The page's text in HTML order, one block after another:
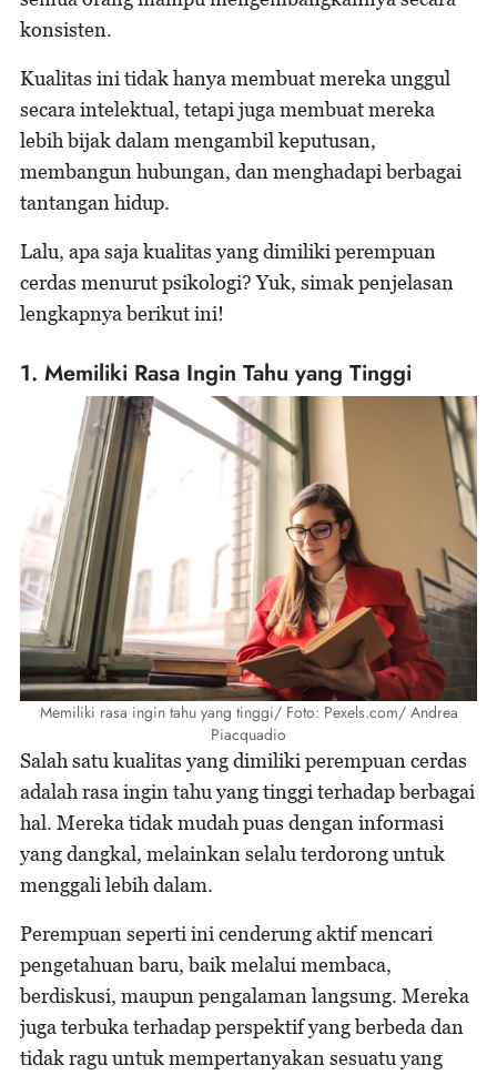
konsisten.
Kualitas ini tidak hanya membuat mereka unggul
secara intelektual, tetapi juga membuat mereka
lebih bijak dalam mengambil keputusan,
membangun hubungan, dan menghadapi berbagai
tantangan hidup.
Lalu, apa saja kualitas yang dimiliki perempuan
cerdas menurut psikologi? Yuk, simak penjelasan
lengkapnya berikut ini!
1. Memiliki Rasa Ingin Tahu yang Tinggi
Memiliki rasa ingin tahu yang tinggi/ Foto: Pexels.com/ Andrea
Piacquadio
Salah satu kualitas yang dimiliki perempuan cerdas
adalah rasa ingin tahu yang tinggi terhadap berbagai
hal. Mereka tidak mudah puas dengan informasi
yang dangkal, melainkan selalu terdorong untuk
menggali lebih dalam.
Perempuan seperti ini cenderung aktif mencari
pengetahuan baru, baik melalui membaca,
berdiskusi, maupun pengalaman langsung. Mereka
juga terbuka terhadap perspektif yang berbeda dan
tidak ragu untuk mempertanyakan sesuatu yang